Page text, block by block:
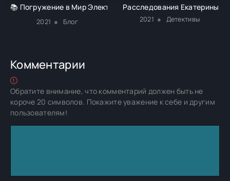
📚 Погружение в Мир Электронных Книг 🌐
2021 Блог
Расследования Екатерины
2021 Детективы
Комментарии
Обратите внимание, что комментарий должен быть не
короче 20 символов. Покажите уважение к себе и другим
пользователям!